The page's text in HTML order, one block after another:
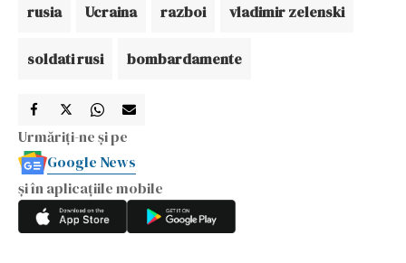
rusia Ucraina razboi vladimir zelenski
soldati rusi bombardamente
Urmăriți-ne și pe
Google News
și în aplicațiile mobile